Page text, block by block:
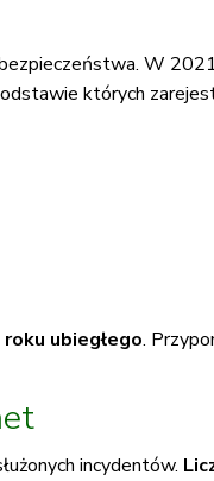
W
których
ubiegłego.
incydentów.